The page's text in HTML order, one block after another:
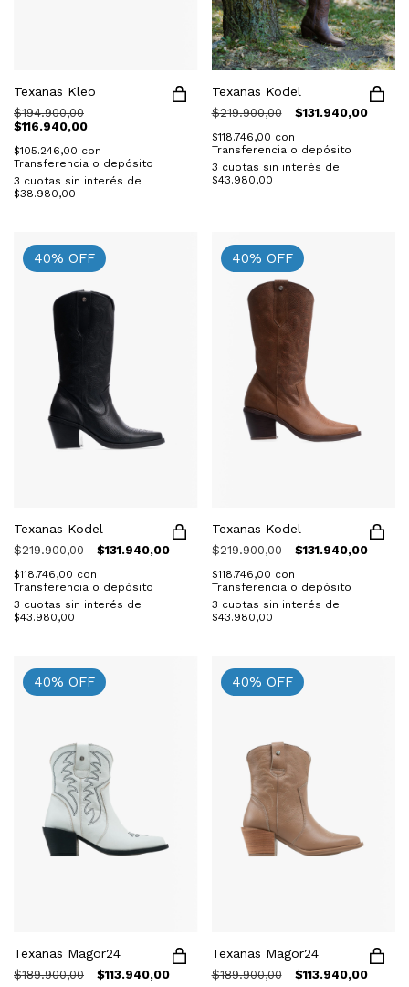
Texanas Kleo
$194.900,00
$116.940,00
$105.246,00 con
Transferencia o depósito
3 cuotas sin interés de
$38.980,00
Texanas Kodel
$219.900,00 $131.940,00
$118.746,00 con
Transferencia o depósito
3 cuotas sin interés de
$43.980,00
40% OFF
Texanas Kodel
$219.900,00 $131.940,00
$118.746,00 con
Transferencia o depósito
3 cuotas sin interés de
$43.980,00
40% OFF
Texanas Kodel
$219.900,00 $131.940,00
$118.746,00 con
Transferencia o depósito
3 cuotas sin interés de
$43.980,00
40% OFF
Texanas Magor24
$189.900,00 $113.940,00
40% OFF
Texanas Magor24
$189.900,00 $113.940,00